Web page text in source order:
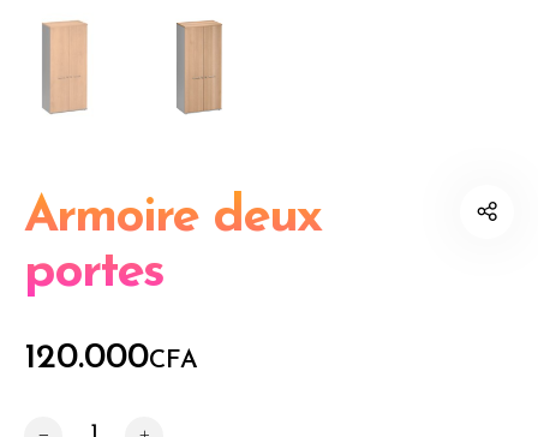
Armoire deux
portes
120.000CFA
quantité de Armoire deux portes